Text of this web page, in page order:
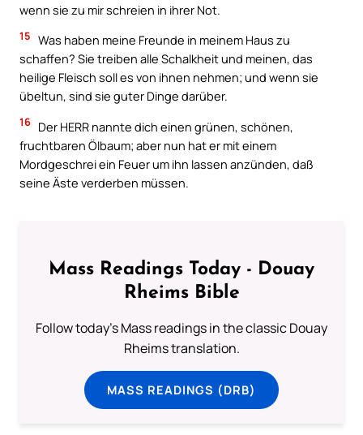
wenn sie zu mir schreien in ihrer Not.
15 Was haben meine Freunde in meinem Haus zu
schaffen? Sie treiben alle Schalkheit und meinen, das
heilige Fleisch soll es von ihnen nehmen; und wenn sie
übeltun, sind sie guter Dinge darüber.
16 Der HERR nannte dich einen grünen, schönen,
fruchtbaren Ölbaum; aber nun hat er mit einem
Mordgeschrei ein Feuer um ihn lassen anzünden, daß
seine Äste verderben müssen.
Mass Readings Today - Douay
Rheims Bible
Follow today's Mass readings in the classic Douay
Rheims translation.
MASS READINGS (DRB)